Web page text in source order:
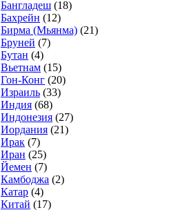
Бангладеш (18)
Бахрейн (12)
Бирма (Мьянма) (21)
Бруней (7)
Бутан (4)
Вьетнам (15)
Гон-Конг (20)
Израиль (33)
Индия (68)
Индонезия (27)
Иордания (21)
Ирак (7)
Иран (25)
Йемен (7)
Камбоджа (2)
Катар (4)
Китай (17)